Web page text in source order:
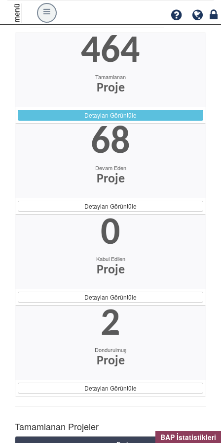
BAP İstatistikleri
menü
464
Tamamlanan
Proje
Detayları Görüntüle
68
Devam Eden
Proje
Detayları Görüntüle
0
Kabul Edilen
Proje
Detayları Görüntüle
2
Dondurulmuş
Proje
Detayları Görüntüle
Tamamlanan Projeler